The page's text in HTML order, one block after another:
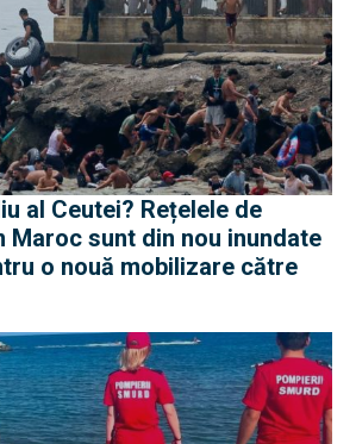
al Ceutei? Rețelele de
Maroc sunt din nou inundate
o nouă mobilizare către